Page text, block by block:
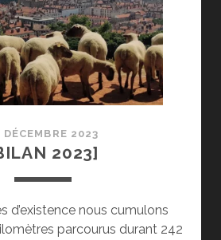
DÉCEMBRE 2023
2023]
d’existence nous cumulons
parcourus durant 242